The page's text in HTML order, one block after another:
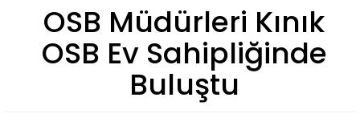
OSB Müdürleri Kınık
OSB Ev Sahipliğinde
Buluştu